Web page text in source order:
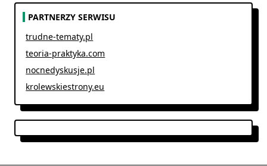
PARTNERZY SERWISU
trudne-tematy.pl
teoria-praktyka.com
nocnedyskusje.pl
krolewskiestrony.eu